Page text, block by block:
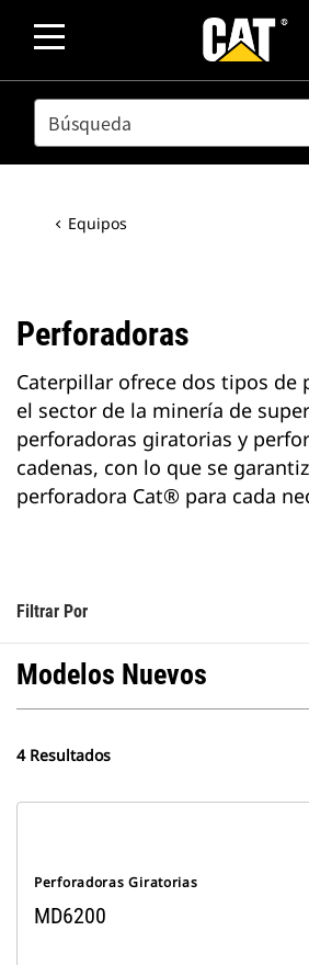
SEARCH
Equipos
Perforadoras
Caterpillar ofrece dos tipos de
el sector de la minería de
perforadoras giratorias y
cadenas, con lo que se
perforadora Cat® para cada
Filtrar Por
Modelos Nuevos
4 Resultados
Perforadoras Giratorias
MD6200